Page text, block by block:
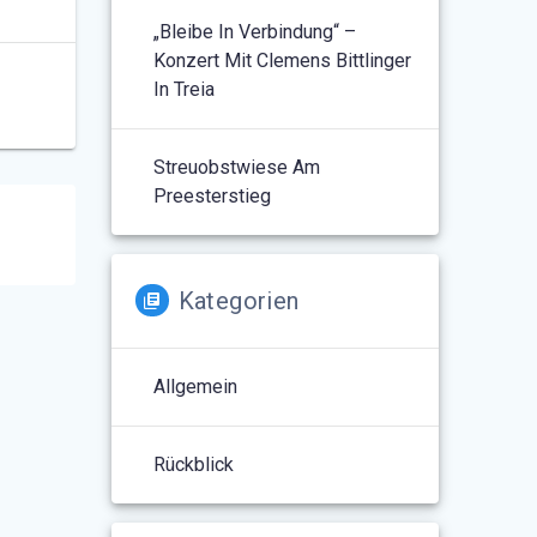
„Bleibe In Verbindung“ –
Konzert Mit Clemens Bittlinger
In Treia
Streuobstwiese Am
Preesterstieg
Kategorien
Allgemein
Rückblick